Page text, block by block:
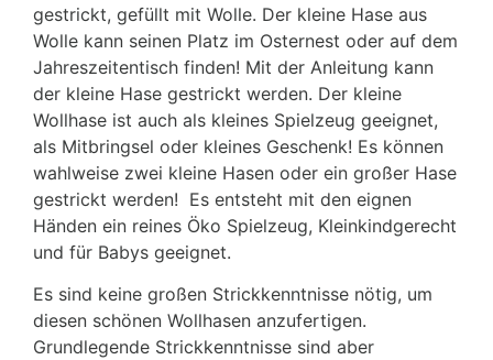
gestrickt, gefüllt mit Wolle. Der kleine Hase aus
Wolle kann seinen Platz im Osternest oder auf dem
Jahreszeitentisch finden! Mit der Anleitung kann
der kleine Hase gestrickt werden. Der kleine
Wollhase ist auch als kleines Spielzeug geeignet,
als Mitbringsel oder kleines Geschenk! Es können
wahlweise zwei kleine Hasen oder ein großer Hase
gestrickt werden! Es entsteht mit den eignen
Händen ein reines Öko Spielzeug, Kleinkindgerecht
und für Babys geeignet.
Es sind keine großen Strickkenntnisse nötig, um
diesen schönen Wollhasen anzufertigen.
Grundlegende Strickkenntnisse sind aber